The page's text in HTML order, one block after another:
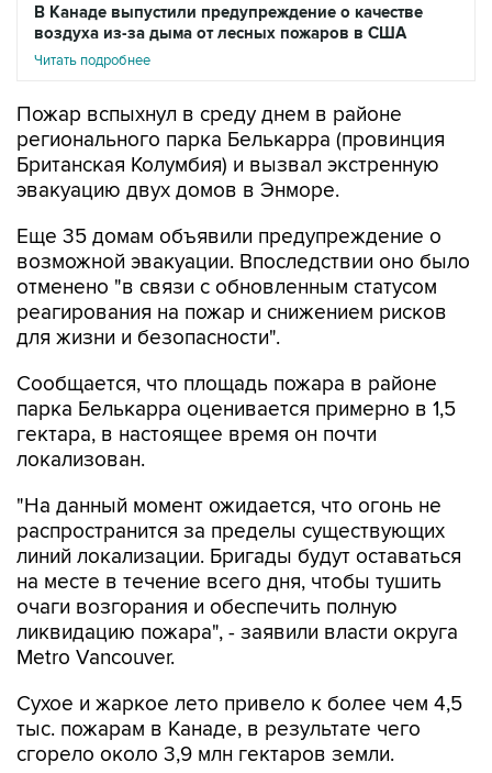
В Канаде выпустили предупреждение о качестве
воздуха из-за дыма от лесных пожаров в США
Читать подробнее
Пожар вспыхнул в среду днем в районе
регионального парка Белькарра (провинция
Британская Колумбия) и вызвал экстренную
эвакуацию двух домов в Энморе.
Еще 35 домам объявили предупреждение о
возможной эвакуации. Впоследствии оно было
отменено "в связи с обновленным статусом
реагирования на пожар и снижением рисков
для жизни и безопасности".
Сообщается, что площадь пожара в районе
парка Белькарра оценивается примерно в 1,5
гектара, в настоящее время он почти
локализован.
"На данный момент ожидается, что огонь не
распространится за пределы существующих
линий локализации. Бригады будут оставаться
на месте в течение всего дня, чтобы тушить
очаги возгорания и обеспечить полную
ликвидацию пожара", - заявили власти округа
Metro Vancouver.
Сухое и жаркое лето привело к более чем 4,5
тыс. пожарам в Канаде, в результате чего
сгорело около 3,9 млн гектаров земли.